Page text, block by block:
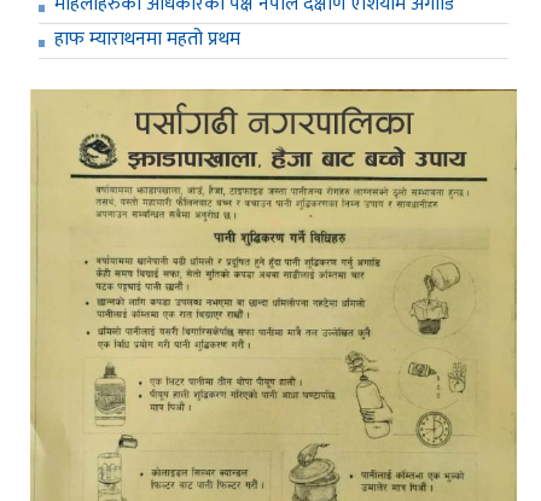
हाफ म्याराथनमा महतो प्रथम